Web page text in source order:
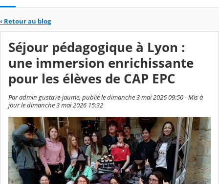
‹ Retour au blog
Séjour pédagogique à Lyon :
une immersion enrichissante
pour les élèves de CAP EPC
Par admin gustave-jaume, publié le dimanche 3 mai 2026 09:50 - Mis à
jour le dimanche 3 mai 2026 15:32